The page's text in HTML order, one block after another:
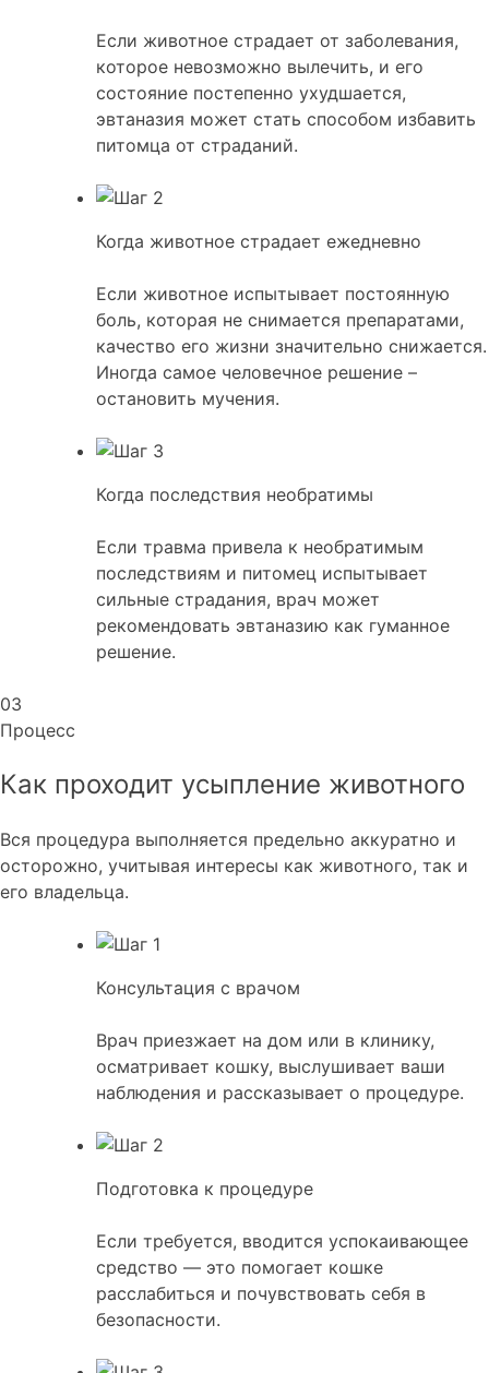
Если животное страдает от заболевания,
которое невозможно вылечить, и его
состояние постепенно ухудшается,
эвтаназия может стать способом избавить
питомца от страданий.
Когда животное страдает ежедневно
Если животное испытывает постоянную
боль, которая не снимается препаратами,
качество его жизни значительно снижается.
Иногда самое человечное решение –
остановить мучения.
Когда последствия необратимы
Если травма привела к необратимым
последствиям и питомец испытывает
сильные страдания, врач может
рекомендовать эвтаназию как гуманное
решение.
03
Процесс
Как проходит усыпление животного
Вся процедура выполняется предельно аккуратно и
осторожно, учитывая интересы как животного, так и
его владельца.
Консультация с врачом
Врач приезжает на дом или в клинику,
осматривает кошку, выслушивает ваши
наблюдения и рассказывает о процедуре.
Подготовка к процедуре
Если требуется, вводится успокаивающее
средство — это помогает кошке
расслабиться и почувствовать себя в
безопасности.